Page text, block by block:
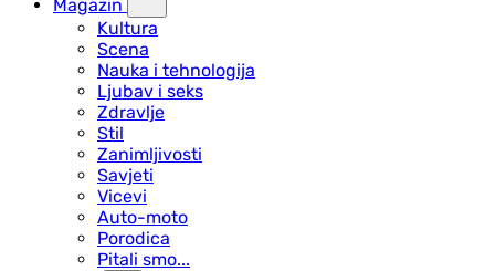
Magazin
Kultura
Scena
Nauka i tehnologija
Ljubav i seks
Zdravlje
Stil
Zanimljivosti
Savjeti
Vicevi
Auto-moto
Porodica
Pitali smo...